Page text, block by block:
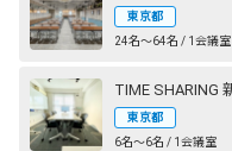
東京都
24名〜64名 / 1会議室
東京都
6名〜6名 / 1会議室